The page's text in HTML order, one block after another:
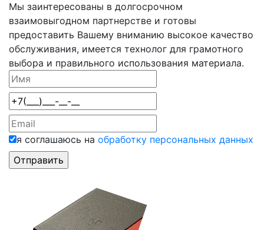
Мы заинтересованы в долгосрочном
взаимовыгодном партнерстве и готовы
предоставить Вашему вниманию высокое качество
обслуживания, имеется технолог для грамотного
выбора и правильного использования материала.
я соглашаюсь на обработку персональных данных